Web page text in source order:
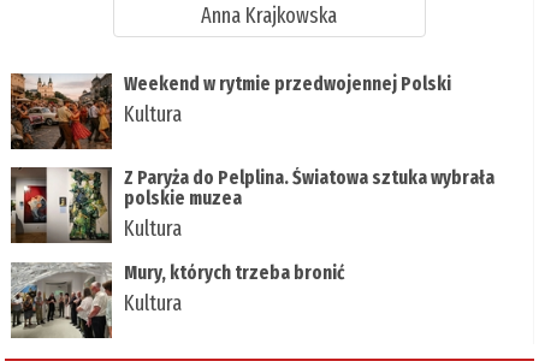
Anna Krajkowska
Weekend w rytmie przedwojennej Polski
Kultura
Z Paryża do Pelplina. Światowa sztuka wybrała
polskie muzea
Kultura
Mury, których trzeba bronić
Kultura